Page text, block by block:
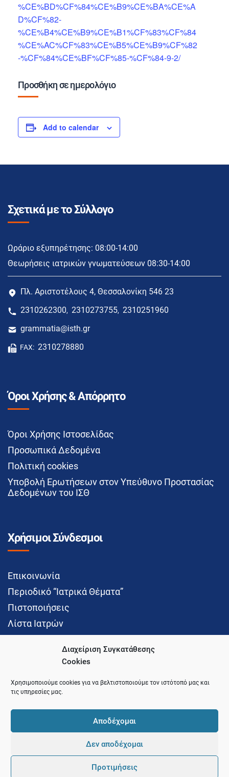
Διαχείριση Συγκατάθεσης
Cookies
Χρησιμοποιούμε cookies για να βελτιστοποιούμε τον ιστότοπό μας και
τις υπηρεσίες μας.
Αποδέχομαι
Δεν αποδέχομαι
Προτιμήσεις
%CE%BD%CF%84%CE%B9%CE%BA%CE%A
D%CF%82-
%CE%B4%CE%B9%CE%B1%CF%83%CF%84
%CE%AC%CF%83%CE%B5%CE%B9%CF%82
-%CF%84%CE%BF%CF%85-%CF%84-9-2/
Προσθήκη σε ημερολόγιο
Add to calendar
Σχετικά με το Σύλλογο
Ωράριο εξυπηρέτησης: 08:00-14:00
Θεωρήσεις ιατρικών γνωματεύσεων 08:30-14:00
Πλ. Αριστοτέλους 4, Θεσσαλονίκη 546 23
2310262300, 2310273755, 2310251960
grammatia@isth.gr
FAX: 2310278880
Όροι Χρήσης & Απόρρητο
Όροι Χρήσης Ιστοσελίδας
Προσωπικά Δεδομένα
Πολιτική cookies
Υποβολή Ερωτήσεων στον Υπεύθυνο Προστασίας
Δεδομένων του ΙΣΘ
Χρήσιμοι Σύνδεσμοι
Επικοινωνία
Περιοδικό “Ιατρικά Θέματα”
Πιστοποιήσεις
Λίστα Ιατρών
Social Media
© 2021 Ιατρικός Σύλλογος Θεσσαλονίκης